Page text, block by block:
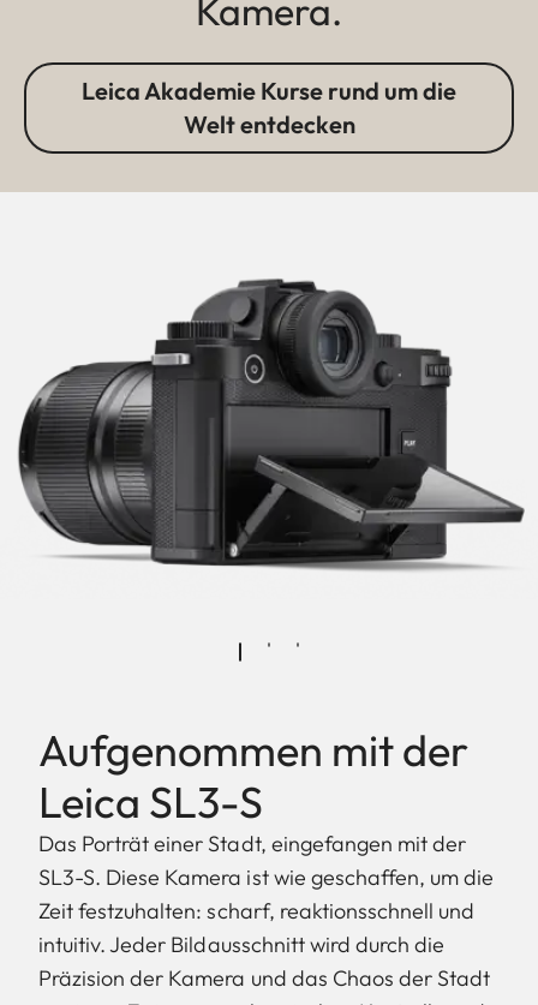
Kamera.
Leica Akademie Kurse rund um die
Welt entdecken
Aufgenommen mit der
Leica SL3-S
Das Porträt einer Stadt, eingefangen mit der
SL3-S. Diese Kamera ist wie geschaffen, um die
Zeit festzuhalten: scharf, reaktionsschnell und
intuitiv. Jeder Bildausschnitt wird durch die
Präzision der Kamera und das Chaos der Stadt